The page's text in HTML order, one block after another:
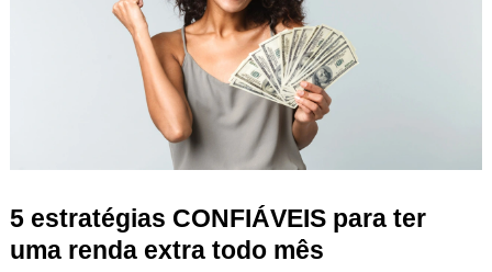
5 estratégias CONFIÁVEIS para ter
uma renda extra todo mês